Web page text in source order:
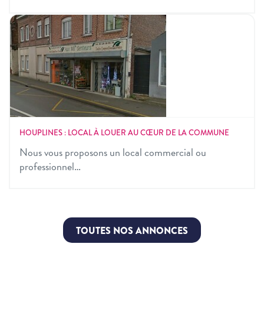
HOUPLINES : LOCAL À LOUER AU CŒUR DE LA COMMUNE
Nous vous proposons un local commercial ou
professionnel…
TOUTES NOS ANNONCES